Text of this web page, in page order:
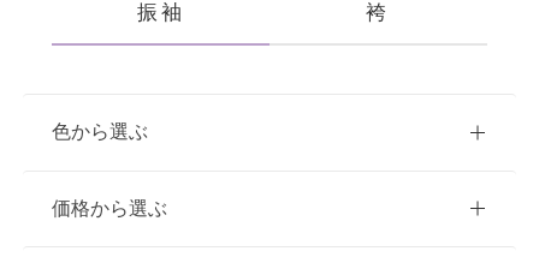
振袖 袴
色から選ぶ
赤
価格から選ぶ